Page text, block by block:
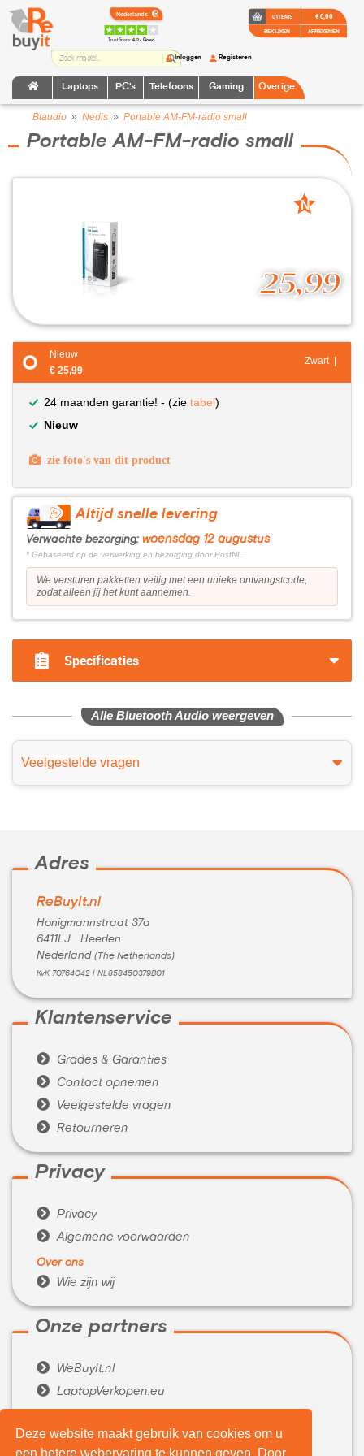
Deze website maakt gebruik van cookies om u
een betere webervaring te kunnen geven. Door
TrustScore:4.2 • Goed
Laptops PC's Telefoons Gaming Overige
Inloggen Registeren
0 ITEMS
BEKIJKEN
€ 0,00
AFREKENEN
Btaudio » Nedis » Portable AM-FM-radio small
Portable AM-FM-radio small
25,99
N
Nieuw
€ 25,99
Zwart |
24 maanden garantie! - (zie tabel)
Nieuw
zie foto's van dit product
Altijd snelle levering
Verwachte bezorging: woensdag 12 augustus
* Gebaseerd op de verwerking en bezorging door PostNL.
We versturen pakketten veilig met een unieke ontvangstcode,
zodat alleen jij het kunt aannemen.
Specificaties
Alle Bluetooth Audio weergeven
Veelgestelde vragen
Adres
ReBuyIt.nl
Honigmannstraat 37a
6411LJ Heerlen
Nederland (The Netherlands)
KvK 70764042 | NL858450379B01
Klantenservice
 Grades & Garanties
 Contact opnemen
 Veelgestelde vragen
 Retourneren
Privacy
 Privacy
 Algemene voorwaarden
Over ons
 Wie zijn wij
Onze partners
 WeBuyIt.nl
 LaptopVerkopen.eu
